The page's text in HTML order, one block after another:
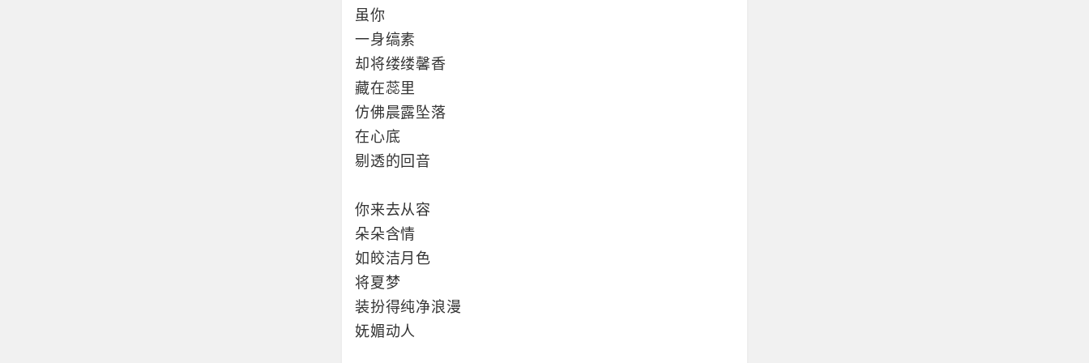
虽你
一身缟素
却将缕缕馨香
藏在蕊里
仿佛晨露坠落
在心底
剔透的回音
你来去从容
朵朵含情
如皎洁月色
将夏梦
装扮得纯净浪漫
妩媚动人